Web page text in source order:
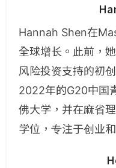
Hannah Shen在
全球增长。此前，
风险投资支持的初
2022年的G20中国
佛大学，并在麻省
学位，专注于创业